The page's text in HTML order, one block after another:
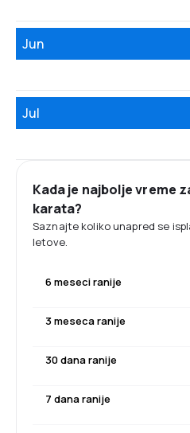
Jun
Jul
Kada je najbolje vreme
karata?
Saznajte koliko unapred se
letove.
6 meseci ranije
3 meseca ranije
30 dana ranije
7 dana ranije